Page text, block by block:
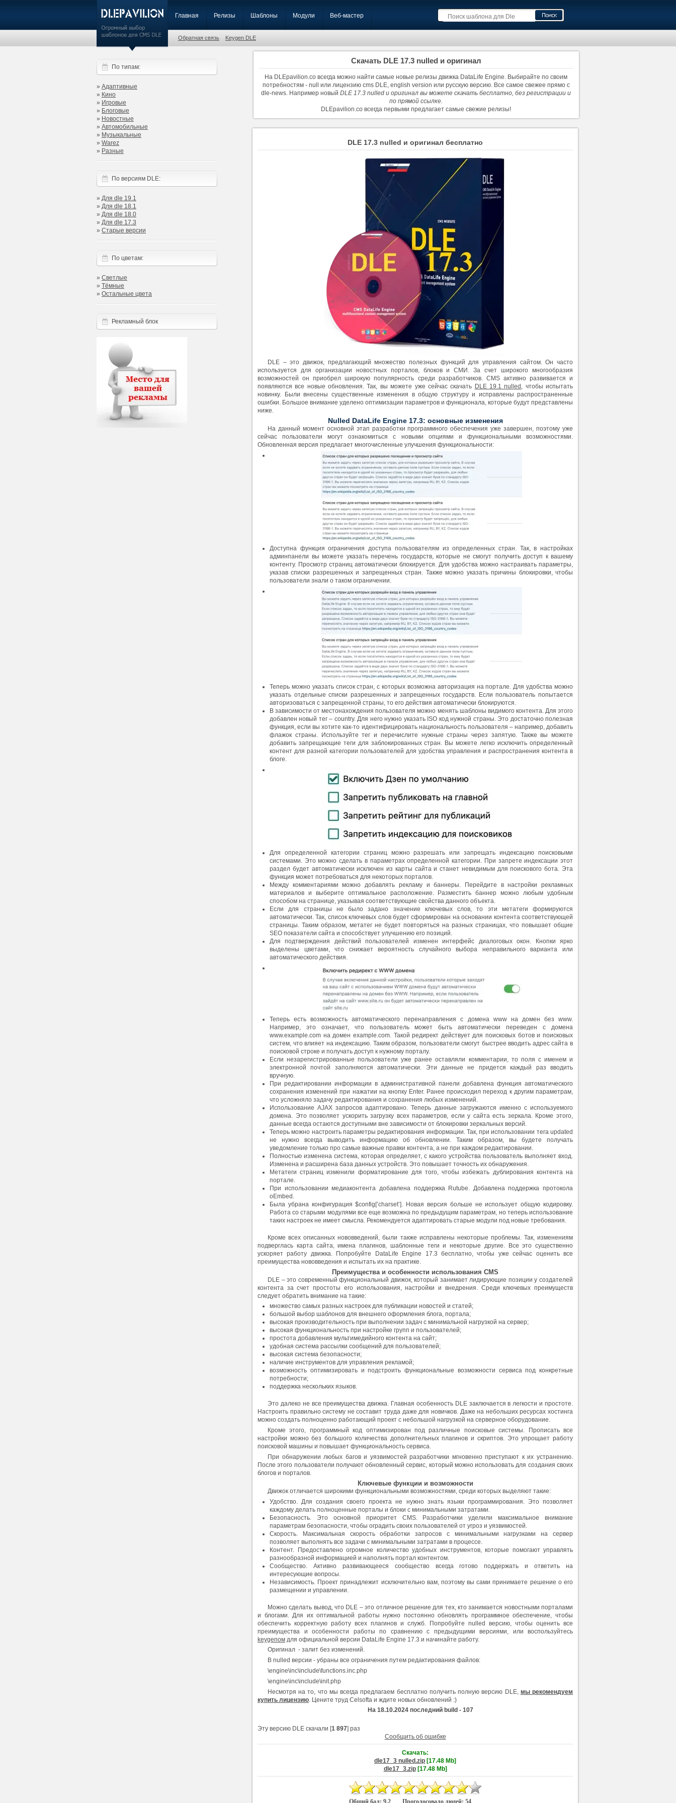
Главная Релизы Шаблоны Модули Веб-мастер
Обратная связь Keygen DLE
По типам:
» Адаптивные
» Кино
» Игровые
» Блоговые
» Новостные
» Автомобильные
» Музыкальные
» Warez
» Разные
По версиям DLE:
» Для dle 19.1
» Для dle 18.1
» Для dle 18.0
» Для dle 17.3
» Старые версии
По цветам:
» Светлые
» Тёмные
» Остальные цвета
Рекламный блок
Скачать DLE 17.3 nulled и оригинал
На DLEpavilion.co всегда можно найти самые новые релизы движка DataLife Engine. Выбирайте по своим
потребностям - null или лицензию cms DLE, english version или русскую версию. Все самое свежее прямо с
dle-news. Например новый DLE 17.3 nulled и оригинал вы можете скачать бесплатно, без регистрации и
по прямой ссылке.
DLEpavilion.co всегда первыми предлагает самые свежие релизы!
DLE 17.3 nulled и оригинал бесплатно
DLE – это движок, предлагающий множество полезных функций для управления сайтом. Он часто
используется для организации новостных порталов, блоков и СМИ. За счет широкого многообразия
возможностей он приобрел широкую популярность среди разработчиков. CMS активно развивается и
появляются все новые обновления. Так, вы можете уже сейчас скачать DLE 19.1 nulled , чтобы испытать
новинку. Были внесены существенные изменения в общую структуру и исправлены распространенные
ошибки. Большое внимание уделено оптимизации параметров и функционала, которые будут представлены
ниже.
Nulled DataLife Engine 17.3: основные изменения
На данный момент основной этап разработки программного обеспечения уже завершен, поэтому уже
сейчас пользователи могут ознакомиться с новыми опциями и функциональными возможностями.
Обновленная версия предлагает многочисленные улучшения функциональности:
Доступна функция ограничения доступа пользователям из определенных стран. Так, в настройках
админпанели вы можете указать перечень государств, которые не смогут получить доступ к вашему
контенту. Просмотр страниц автоматически блокируется. Для удобства можно настраивать параметры,
указав списки разрешенных и запрещенных стран. Также можно указать причины блокировки, чтобы
пользователи знали о таком ограничении.
Теперь можно указать список стран, с которых возможна авторизация на портале. Для удобства можно
указать отдельные списки разрешенных и запрещенных государств. Если пользователь попытается
авторизоваться с запрещенной страны, то его действия автоматически блокируются.
В зависимости от местонахождения пользователя можно менять шаблоны видимого контента. Для этого
добавлен новый тег – country. Для него нужно указать ISO код нужной страны. Это достаточно полезная
функция, если вы хотите как-то идентифицировать национальность пользователя – например, добавить
флажок страны. Используйте тег и перечислите нужные страны через запятую. Также вы можете
добавить запрещающие теги для заблокированных стран. Вы можете легко исключить определенный
контент для разной категории пользователей для удобства управления и распространения контента в
блоге.
Для определенной категории страниц можно разрешать или запрещать индексацию поисковыми
системами. Это можно сделать в параметрах определенной категории. При запрете индексации этот
раздел будет автоматически исключен из карты сайта и станет невидимым для поискового бота. Эта
функция может потребоваться для некоторых порталов.
Между комментариями можно добавлять рекламу и баннеры. Перейдите в настройки рекламных
материалов и выберите оптимальное расположение. Разместить баннер можно любым удобным
способом на странице, указывая соответствующие свойства данного объекта.
Если для страницы не было задано значение ключевых слов, то эти метатеги формируются
автоматически. Так, список ключевых слов будет сформирован на основании контента соответствующей
страницы. Таким образом, метатег не будет повторяться на разных страницах, что повышает общие
SEO показатели сайта и способствует улучшению его позиций.
Для подтверждения действий пользователей изменен интерфейс диалоговых окон. Кнопки ярко
выделены цветами, что снижает вероятность случайного выбора неправильного варианта или
автоматического действия.
Теперь есть возможность автоматического перенаправления с домена www на домен без www.
Например, это означает, что пользователь может быть автоматически переведен с домена
www.example.com на домен example.com. Такой редирект действует для поисковых ботов и поисковых
систем, что влияет на индексацию. Таким образом, пользователи смогут быстрее вводить адрес сайта в
поисковой строке и получать доступ к нужному порталу.
Если незарегистрированные пользователи уже ранее оставляли комментарии, то поля с именем и
электронной почтой заполняются автоматически. Эти данные не придется каждый раз вводить
вручную.
При редактировании информации в административной панели добавлена функция автоматического
сохранения изменений при нажатии на кнопку Enter. Ранее происходил переход к другим параметрам,
что усложняло задачу редактирования и сохранения любых изменений.
Использование AJAX запросов адаптировано. Теперь данные загружаются именно с используемого
домена. Это позволяет ускорить загрузку всех параметров, если у сайта есть зеркала. Кроме этого,
данные всегда остаются доступными вне зависимости от блокировки зеркальных версий.
Теперь можно настроить параметры редактирования информации. Так, при использовании тега updated
не нужно всегда выводить информацию об обновлении. Таким образом, вы будете получать
уведомление только про самые важные правки контента, а не при каждом редактировании.
Полностью изменена система, которая определяет, с какого устройства пользователь выполняет вход.
Изменена и расширена база данных устройств. Это повышает точность их обнаружения.
Метатеги страниц изменили форматирование для того, чтобы избежать дублирования контента на
портале.
При использовании медиаконтента добавлена поддержка Rutube. Добавлена поддержка протокола
oEmbed.
Была убрана конфигурация $config[’charset’]. Новая версия больше не использует общую кодировку.
Работа со старыми модулями все еще возможна по предыдущим параметрам, но теперь использование
таких настроек не имеет смысла. Рекомендуется адаптировать старые модули под новые требования.
Кроме всех описанных нововведений, были также исправлены некоторые проблемы. Так, изменениям
подверглась карта сайта, имена плагинов, шаблонные теги и некоторые другие. Все это существенно
ускоряет работу движка. Попробуйте DataLife Engine 17.3 бесплатно, чтобы уже сейчас оценить все
преимущества нововведения и испытать их на практике.
Преимущества и особенности использования CMS
DLE – это современный функциональный движок, который занимает лидирующие позиции у создателей
контента за счет простоты его использования, настройки и внедрения. Среди ключевых преимуществ
следует обратить внимание на такие:
множество самых разных настроек для публикации новостей и статей;
большой выбор шаблонов для внешнего оформления блога, портала;
высокая производительность при выполнении задач с минимальной нагрузкой на сервер;
высокая функциональность при настройке групп и пользователей;
простота добавления мультимедийного контента на сайт;
удобная система рассылки сообщений для пользователей;
высокая система безопасности;
наличие инструментов для управления рекламой;
возможность оптимизировать и подстроить функциональные возможности сервиса под конкретные
потребности;
поддержка нескольких языков.
Это далеко не все преимущества движка. Главная особенность DLE заключается в легкости и простоте.
Настроить правильно систему не составит труда даже для новичков. Даже на небольших ресурсах хостинга
можно создать полноценно работающий проект с небольшой нагрузкой на серверное оборудование.
Кроме этого, программный код оптимизирован под различные поисковые системы. Прописать все
настройки можно без большого количества дополнительных плагинов и скриптов. Это упрощает работу
поисковой машины и повышает функциональность сервиса.
При обнаружении любых багов и уязвимостей разработчики мгновенно приступают к их устранению.
После этого пользователи получают обновленный сервис, который можно использовать для создания своих
блогов и порталов.
Ключевые функции и возможности
Движок отличается широкими функциональными возможностями, среди которых выделяют такие:
Удобство. Для создания своего проекта не нужно знать языки программирования. Это позволяет
каждому делать полноценные порталы и блоки с минимальными затратами.
Безопасность. Это основной приоритет CMS. Разработчики уделили максимальное внимание
параметрам безопасности, чтобы оградить своих пользователей от угроз и уязвимостей.
Скорость. Максимальная скорость обработки запросов с минимальными нагрузками на сервер
позволяет выполнять все задачи с минимальными затратами в процессе.
Контент. Предоставлено огромное количество удобных инструментов, которые помогают управлять
разнообразной информацией и наполнять портал контентом.
Сообщество. Активно развивающееся сообщество всегда готово поддержать и ответить на
интересующие вопросы.
Независимость. Проект принадлежит исключительно вам, поэтому вы сами принимаете решение о его
размещении и управлении.
Можно сделать вывод, что DLE – это отличное решение для тех, кто занимается новостными порталами
и блогами. Для их оптимальной работы нужно постоянно обновлять программное обеспечение, чтобы
обеспечить корректную работу всех плагинов и служб. Попробуйте nulled версию, чтобы оценить все
преимущества и особенности работы по сравнению с предыдущими версиями, или воспользуйтесь
keygenом для официальной версии DataLife Engine 17.3 и начинайте работу.
Оригинал - залит без изменений.
В nulled версии - убраны все ограничения путем редактирования файлов:
\engine\inc\include\functions.inc.php
\engine\inc\include\init.php
Несмотря на то, что мы всегда предлагаем бесплатно получить полную версию DLE, мы рекомендуем
купить лицензию . Цените труд Celsofta и ждите новых обновлений :)
На 18.10.2024 последний build - 107
Эту версию DLE скачали [1 897] раз
Сообщить об ошибке
Скачать:
dle17_3 nulled.zip [17.48 Mb]
dle17_3.zip[17.48 Mb]
Общий бал: 9.2 Проголосовало людей: 54